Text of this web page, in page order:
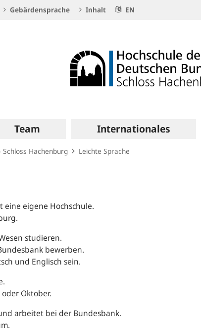
Gebärdensprache Inhalt EN
Team Internationales
Schloss Hachenburg Leichte Sprache
eine eigene Hochschule.
studieren.
bewerben.
und Englisch sein.
Oktober.
arbeitet bei der Bundesbank.